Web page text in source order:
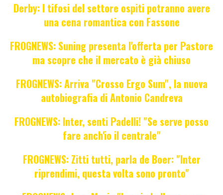
Derby: I tifosi del settore ospiti potranno avere
una cena romantica con Fassone
FROGNEWS: Suning presenta l'offerta per Pastore
ma scopre che il mercato è già chiuso
FROGNEWS: Arriva "Crosso Ergo Sum", la nuova
autobiografia di Antonio Candreva
FROGNEWS: Inter, senti Padelli! "Se serve posso
fare anch'io il centrale"
FROGNEWS: Zitti tutti, parla de Boer: "Inter
riprendimi, questa volta sono pronto"